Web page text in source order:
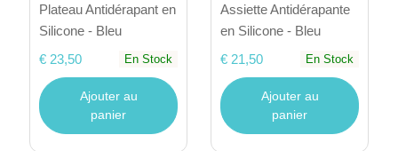
Plateau Antidérapant en
Silicone - Bleu
€ 23,50
En Stock
Ajouter au
panier
Assiette Antidérapante
en Silicone - Bleu
€ 21,50
En Stock
Ajouter au
panier